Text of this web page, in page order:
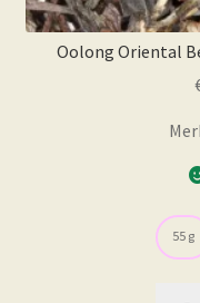
Oolong Oriental
55 g